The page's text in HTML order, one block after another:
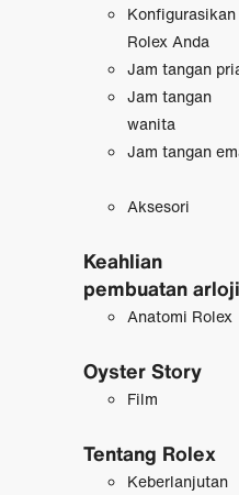
Konfigurasikan
Rolex Anda
Jam tangan
Jam tangan
wanita
Jam tangan
Aksesori
Keahlian
pembuatan arloji
Anatomi Rolex
Oyster Story
Film
Tentang Rolex
Keberlanjutan